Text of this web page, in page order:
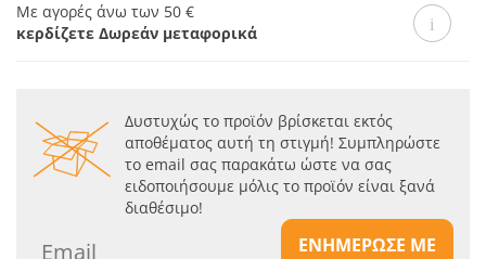
Με αγορές άνω των 50 €
κερδίζετε Δωρεάν μεταφορικά
Δυστυχώς το προϊόν βρίσκεται εκτός
αποθέματος αυτή τη στιγμή! Συμπληρώστε
το email σας παρακάτω ώστε να σας
ειδοποιήσουμε μόλις το προϊόν είναι ξανά
διαθέσιμο!
ΕΝΗΜΕΡΩΣΕ ΜΕ